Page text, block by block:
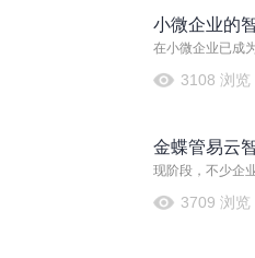
纷纷面临着成本
小微企业的
给它们带来
在小微企业已成
服企业管理、财
题，更要面对新
业管理和企业流
3108 浏览
金蝶管易云
业进行一体
现阶段，不少企
关键词之一。众
3709 浏览